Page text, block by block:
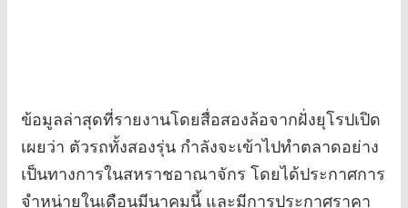
ข้อมูลล่าสุดที่รายงานโดยสื่อสองล้อจากฝั่งยุโรปเปิด
เผยว่า ตัวรถทั้งสองรุ่น กำลังจะเข้าไปทำตลาดอย่าง
เป็นทางการในสหราชอาณาจักร โดยได้ประกาศการ
จำหน่ายในเดือนมีนาคมนี้ และมีการประกาศราคา